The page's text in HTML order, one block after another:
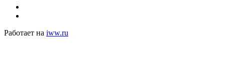
Работает на iww.ru